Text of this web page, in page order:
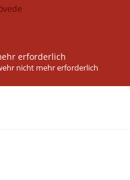
erforderlich
nicht mehr erforderlich